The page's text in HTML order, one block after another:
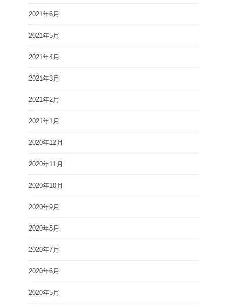
2021年6月
2021年5月
2021年4月
2021年3月
2021年2月
2021年1月
2020年12月
2020年11月
2020年10月
2020年9月
2020年8月
2020年7月
2020年6月
2020年5月